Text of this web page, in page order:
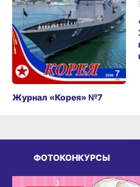
Журнал «Корея» №7
ФОТОКОНКУРСЫ